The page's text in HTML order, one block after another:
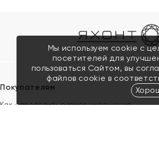
Покупателям
Как определить размер украшения
Мы используем cookie с
посетителей для
пользоваться Сайтом, вы
файлов cookie в